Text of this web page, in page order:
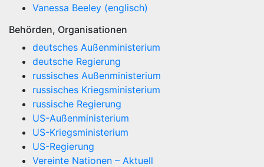
Vanessa Beeley (englisch)
Behörden, Organisationen
deutsches Außenministerium
deutsche Regierung
russisches Außenministerium
russisches Kriegsministerium
russische Regierung
US-Außenministerium
US-Kriegsministerium
US-Regierung
Vereinte Nationen – Aktuell